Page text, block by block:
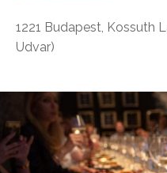
1221 Budapest, Kossuth
Udvar)